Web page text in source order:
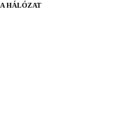
A HÁLÓZAT